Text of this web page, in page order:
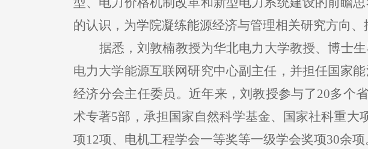
的认识，为学院凝练能源经济与管理相关研究方向
据悉，刘敦楠教授为华北电力大学教授、博士
电力大学能源互联网研究中心副主任，并担任国家
经济分会主任委员。近年来，刘教授参与了20多个
术专著5部，承担国家自然科学基金、国家社科重
项12项、电机工程学会一等奖等一级学会奖项30余项